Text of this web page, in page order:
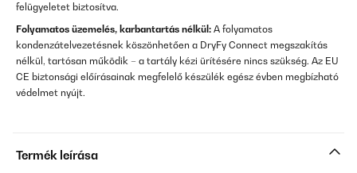
felügyeletet biztosítva.
Folyamatos üzemelés, karbantartás nélkül: A folyamatos
kondenzátelvezetésnek köszönhetően a DryFy Connect megszakítás
nélkül, tartósan működik – a tartály kézi ürítésére nincs szükség. Az EU
CE biztonsági előírásainak megfelelő készülék egész évben megbízható
védelmet nyújt.
Termék leírása